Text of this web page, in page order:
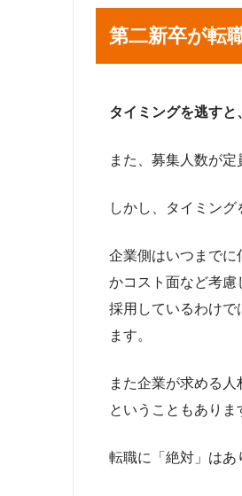
第二新卒が転
タイミングを逃すと
また、募集人数が
しかし、タイミン
企業側はいつまでに
かコスト面など考慮
採用しているわけで
ます。
また企業が求める
ということもありま
転職に「絶対」はあ